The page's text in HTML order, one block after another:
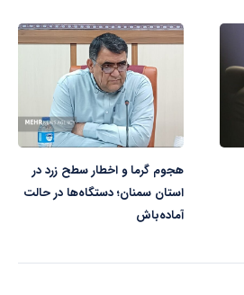
هجوم گرما و اخطار سطح زرد در
استان سمنان؛ دستگاه‌ها در حالت
آماده‌باش